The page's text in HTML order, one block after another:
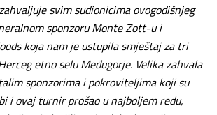
svim sudionicima ovogodišnjeg
sponzoru Monte Zott-u i
koja nam je ustupila smještaj za tri
etno selu Međugorje. Velika zahvala
sponzorima i pokroviteljima koji su
i ovaj turnir prošao u najboljem redu,